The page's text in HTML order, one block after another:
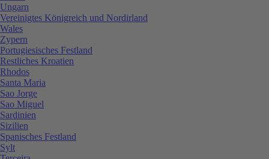
Ungarn
Vereinigtes Königreich und Nordirland
Wales
Zypern
Portugiesisches Festland
Restliches Kroatien
Rhodos
Santa Maria
Sao Jorge
Sao Miguel
Sardinien
Sizilien
Spanisches Festland
Sylt